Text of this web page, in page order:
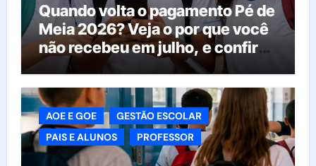
Quando volta o pagamento Pé de
Meia 2026? Veja o por que você
não recebeu em julho, e confira
o calendário oficial
AOE E GOE
GESTÃO ESCOLAR
PAIS E ALUNOS
PROFESSOR